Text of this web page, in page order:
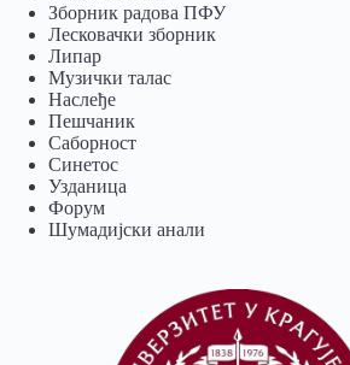
Зборник радова ПФУ
Лесковачки зборник
Липар
Музички талас
Наслеђе
Пешчаник
Саборност
Синетос
Узданица
Форум
Шумадијски анали